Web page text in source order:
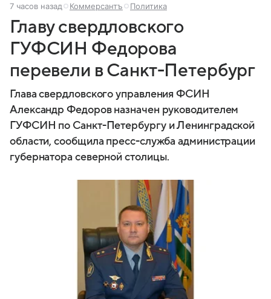
7 часов назад Коммерсантъ Политика
Главу свердловского
ГУФСИН Федорова
перевели в Санкт-Петербург
Глава свердловского управления ФСИН
Александр Федоров назначен руководителем
ГУФСИН по Санкт-Петербургу и Ленинградской
области, сообщила пресс-служба администрации
губернатора северной столицы.